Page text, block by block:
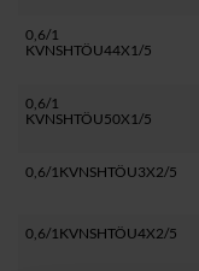
0,6/1
KVNSHTÖU44X1/5
0,6/1
KVNSHTÖU50X1/5
0,6/1KVNSHTÖU3X2/5
0,6/1KVNSHTÖU4X2/5